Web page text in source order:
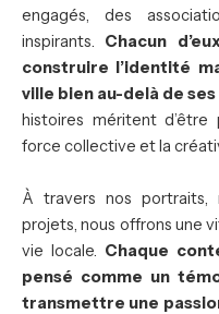
engagés, des
inspirants. Chacun
construire l’identité
ville bien au-delà de
histoires méritent d’être
force collective et la
À travers nos portraits,
projets, nous offrons une
vie locale. Chaque
pensé comme un
transmettre une